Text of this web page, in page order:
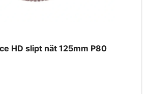
HD slipt nät 125mm P80